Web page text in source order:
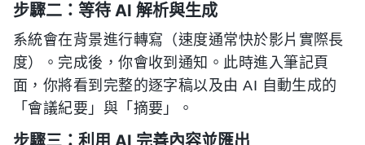
步驟二：等待 AI 解析與生成
系統會在背景進行轉寫（速度通常快於影片實際長
度）。完成後，你會收到通知。此時進入筆記頁
面，你將看到完整的逐字稿以及由 AI 自動生成的
「會議紀要」與「摘要」。